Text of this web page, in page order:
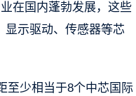
在国内蓬勃发展，这些
显示驱动、传感器等芯
至少相当于8个中芯国际